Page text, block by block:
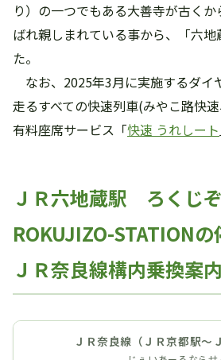
り）の一つでもある大善寺が古く
ばれ親しまれている事から、「六
た。
なお、2025年3月に実施するダイ
走るすべての快速列車(みやこ路快
有料座席サービス「快速 うれしート
ＪＲ六地蔵駅 ろくじ
ROKUJIZO-STATION
ＪＲ奈良線構内乗換案
ＪＲ奈良線（ＪＲ京都駅～